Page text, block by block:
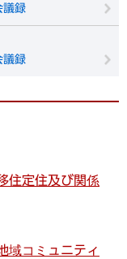
議録
議録
住定住及び関係
域コミュニティ